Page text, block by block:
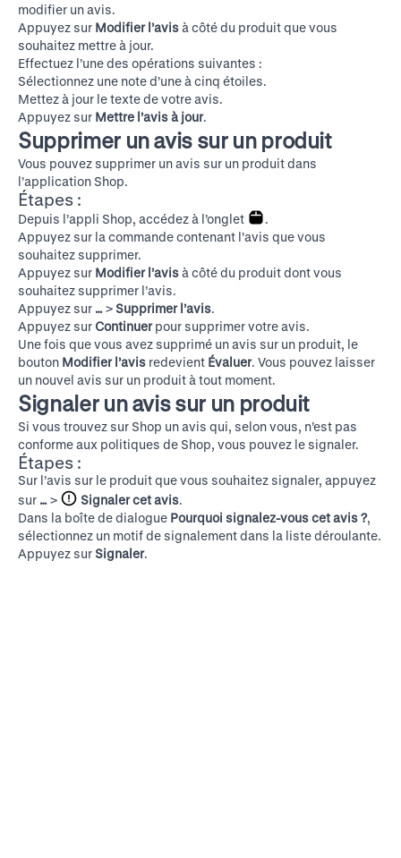
modifier un avis.
Appuyez sur Modifier l’avisà côté du produit que vous
souhaitez mettre à jour.
Effectuez l’une des opérations suivantes :
Sélectionnez une note d’une à cinq étoiles.
Mettez à jour le texte de votre avis.
Appuyez sur Mettre l’avis à jour.
Supprimer un avis sur un produit
Vous pouvez supprimer un avis sur un produit dans
l’application Shop.
Étapes :
Depuis l’appli Shop, accédez à l’onglet
.
Appuyez sur la commande contenant l’avis que vous
souhaitez supprimer.
Appuyez sur Modifier l’avisà côté du produit dont vous
souhaitez supprimer l’avis.
Appuyez sur …> Supprimer l’avis.
Appuyez sur Continuerpour supprimer votre avis.
Une fois que vous avez supprimé un avis sur un produit, le
bouton Modifier l’avis redevient Évaluer. Vous pouvez laisser
un nouvel avis sur un produit à tout moment.
Signaler un avis sur un produit
Si vous trouvez sur Shop un avis qui, selon vous, n’est pas
conforme aux politiques de Shop, vous pouvez le signaler.
Étapes :
Sur l’avis sur le produit que vous souhaitez signaler, appuyez
sur …> Signaler cet avis.
Dans la boîte de dialogue Pourquoi signalez-vous cet avis ?,
sélectionnez un motif de signalement dans la liste déroulante.
Appuyez sur Signaler.